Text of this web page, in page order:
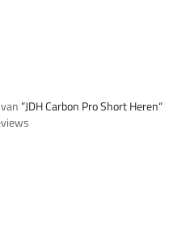
”JDH Carbon Pro Short Heren“